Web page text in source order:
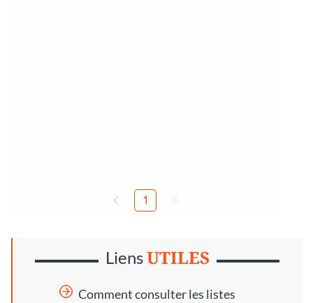
LiensUTILES
Comment consulter les listes